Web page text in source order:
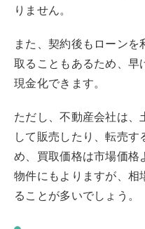
りません。
また、契約後もローン
取ることもあるため、早
現金化できます。
ただし、不動産会社は
して販売したり、転売す
め、買取価格は市場価格
物件にもよりますが、相
ることが多いでしょう。